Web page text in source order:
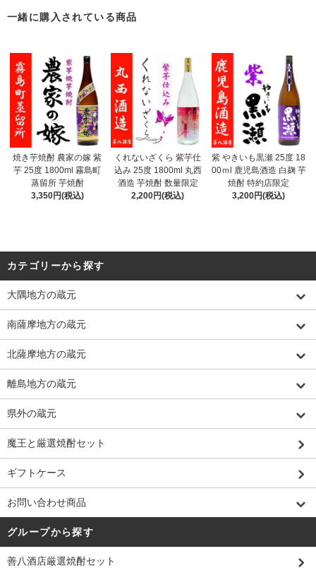
一緒に購入されている商品
焼き芋焼酎 農家の嫁 紫
芋 25度 1800ml 霧島町
蒸留所 芋焼酎
3,350円(税込)
くれないざくら 紫芋仕
込み 25度 1800ml 丸西
酒造 芋焼酎 数量限定
2,200円(税込)
紫 やきいも黒瀬 25度 18
00ｍl 鹿児島酒造 白麹 芋
焼酎 特約店限定
3,200円(税込)
カテゴリーから探す
大隅地方の蔵元
南薩摩地方の蔵元
北薩摩地方の蔵元
離島地方の蔵元
県外の蔵元
魔王と厳選焼酎セット
ギフトケース
お問い合わせ商品
グループから探す
善八酒店厳選焼酎セット